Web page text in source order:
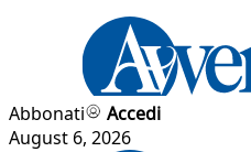
Abbonati
Accedi
August 6, 2026